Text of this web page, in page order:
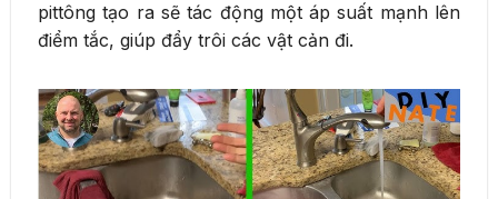
pittông tạo ra sẽ tác động một áp suất mạnh lên
điểm tắc, giúp đẩy trôi các vật cản đi.